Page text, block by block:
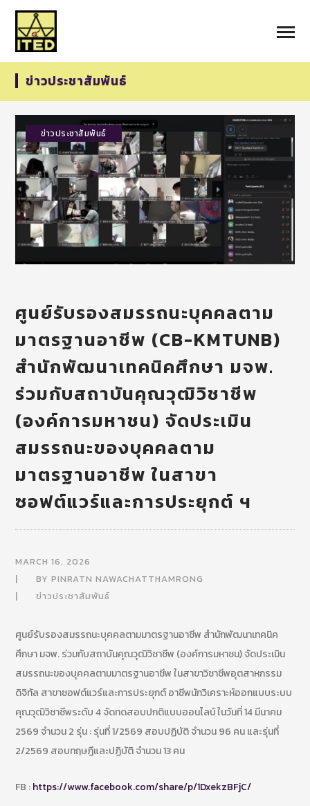
ข่าวประชาสัมพันธ์
ข่าวประชาสัมพันธ์
ศูนย์รับรองสมรรถนะบุคคลตาม
มาตรฐานอาชีพ (CB-KMTUNB)
สำนักพัฒนาเทคนิคศึกษา มจพ.
ร่วมกับสถาบันคุณวุฒิวิชาชีพ
(องค์การมหาชน) จัดประเมิน
สมรรถนะของบุคคลตาม
มาตรฐานอาชีพ ในสาขา
ซอฟต์แวร์และการประยุกต์ ฯ
MARCH 16, 2026
BYPINRATN NAWACHATTHAMRONG
ข่าวประชาสัมพันธ์
ศูนย์รับรองสมรรถนะบุคคลตามมาตรฐานอาชีพ สำนักพัฒนาเทคนิค
ศึกษา มจพ. ร่วมกับสถาบันคุณวุฒิวิชาชีพ (องค์การมหาชน) จัดประเมิน
สมรรถนะของบุคคลตามมาตรฐานอาชีพ ในสาขาวิชาชีพอุตสาหกรรม
ดิจิทัล สาขาซอฟต์แวร์และการประยุกต์ อาชีพนักวิเคราะห์ออกแบบระบบ
คุณวุฒิวิชาชีพระดับ 4 จัดทดสอบปกติแบบออนไลน์ ในวันที่ 14 มีนาคม
2569 จำนวน 2 รุ่น : รุ่นที่ 1/2569 สอบปฏิบัติ จำนวน 96 คน และรุ่นที่
2/2569 สอบทฤษฎีและปฏิบัติ จำนวน 13 คน
FB :https://www.facebook.com/share/p/1DxekzBFjC/